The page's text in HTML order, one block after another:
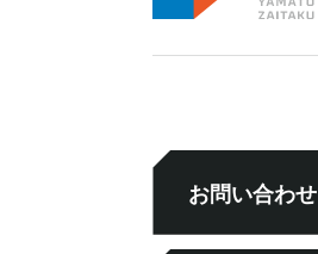
お問い合わせ